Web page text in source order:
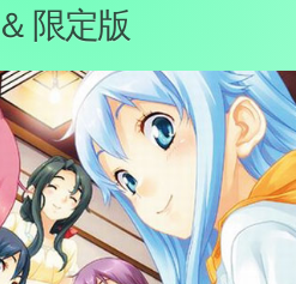
限定版